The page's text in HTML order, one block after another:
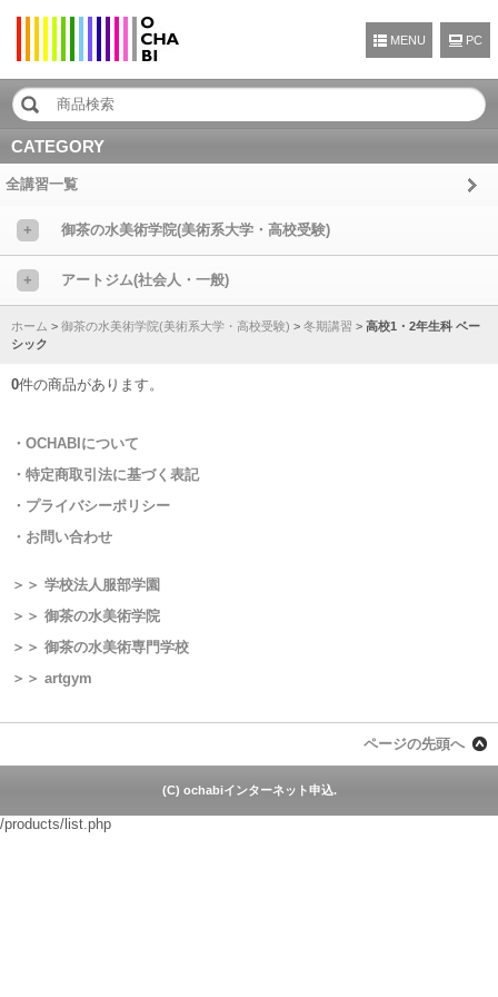
MENU
CATEGORY
全講習一覧
+ 御茶の水美術学院(美術系大学・高校受験)
+ アートジム(社会人・一般)
ホーム > 御茶の水美術学院(美術系大学・高校受験) > 冬期講習 > 高校1・2年生科 ベー
シック
0件の商品があります。
・OCHABIについて
・特定商取引法に基づく表記
・プライバシーポリシー
・お問い合わせ
＞＞ 学校法人服部学園
＞＞ 御茶の水美術学院
＞＞ 御茶の水美術専門学校
＞＞ artgym
ページの先頭へ
(C) ochabiインターネット申込.
/products/list.php